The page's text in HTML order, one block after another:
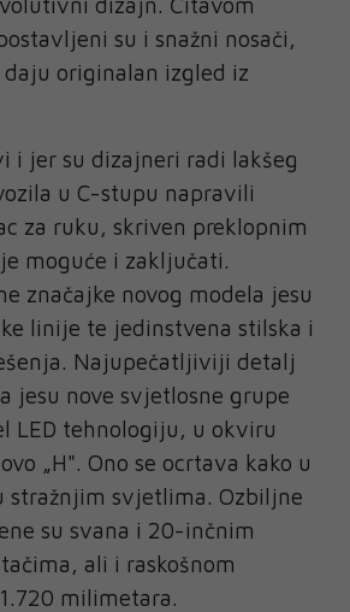
su i snažni nosači,
originalan izgled iz
i jer su dizajneri radi lakšeg
u C-stupu napravili
za ruku, skriven preklopnim
moguće i zaključati.
značajke novog modela jesu
linije te jedinstvena stilska i
Najupečatljiviji detalj
jesu nove svjetlosne grupe
LED tehnologiju, u okviru
„H". Ono se ocrtava kako u
stražnjim svjetlima. Ozbiljne
su svana i 20-inčnim
ali i raskošnom
milimetara.